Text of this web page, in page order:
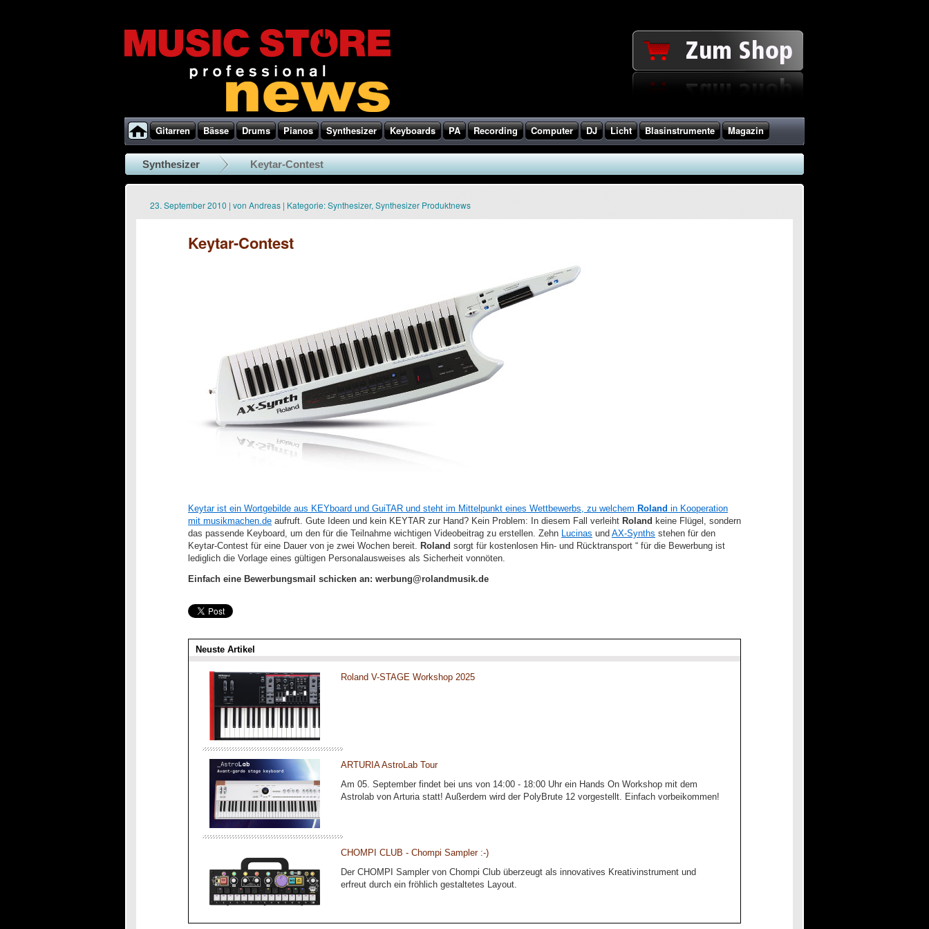
Gitarren Bässe Drums Pianos Synthesizer Keyboards PA Recording Computer DJ Licht Blasinstrumente Magazin
Synthesizer Keytar-Contest
23. September 2010 | von Andreas | Kategorie:Synthesizer, Synthesizer Produktnews
Keytar-Contest
Keytar ist ein Wortgebilde aus KEYboard und GuiTAR und steht im Mittelpunkt eines Wettbewerbs, zu welchem Roland in Kooperation
mit musikmachen.de aufruft. Gute Ideen und kein KEYTAR zur Hand? Kein Problem: In diesem Fall verleiht Roland keine Flügel, sondern
das passende Keyboard, um den für die Teilnahme wichtigen Videobeitrag zu erstellen. Zehn Lucinas und AX-Synths stehen für den
Keytar-Contest für eine Dauer von je zwei Wochen bereit. Roland sorgt für kostenlosen Hin- und Rücktransport “ für die Bewerbung ist
lediglich die Vorlage eines gültigen Personalausweises als Sicherheit vonnöten.
Einfach eine Bewerbungsmail schicken an: werbung@rolandmusik.de
Neuste Artikel
Roland V-STAGE Workshop 2025
ARTURIA AstroLab Tour
Am 05. September findet bei uns von 14:00 - 18:00 Uhr ein Hands On Workshop mit dem
Astrolab von Arturia statt! Außerdem wird der PolyBrute 12 vorgestellt. Einfach vorbeikommen!
CHOMPI CLUB - Chompi Sampler :-)
Der CHOMPI Sampler von Chompi Club überzeugt als innovatives Kreativinstrument und
erfreut durch ein fröhlich gestaltetes Layout.